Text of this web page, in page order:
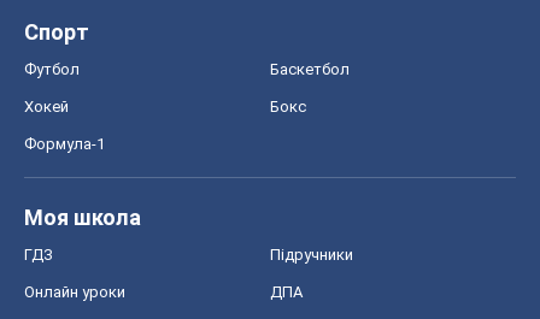
Спорт
Футбол Баскетбол
Хокей Бокс
Формула-1
Моя школа
ГДЗ Підручники
Онлайн уроки ДПА